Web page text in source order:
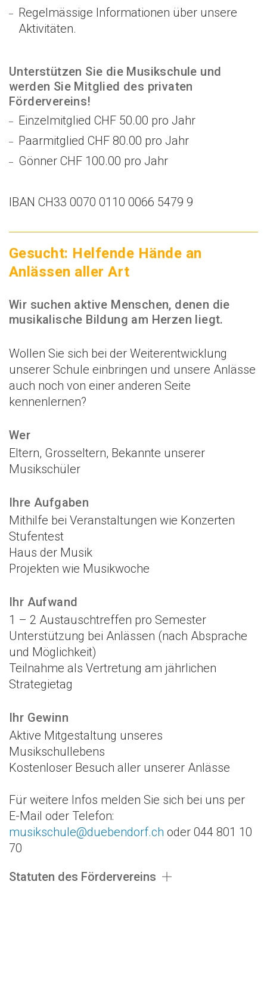
Regelmässige Informationen über unsere
Aktivitäten.
Unterstützen Sie die Musikschule und
werden Sie Mitglied des privaten
Fördervereins!
Einzelmitglied CHF 50.00 pro Jahr
Paarmitglied CHF 80.00 pro Jahr
Gönner CHF 100.00 pro Jahr
IBAN CH33 0070 0110 0066 5479 9
Gesucht: Helfende Hände an
Anlässen aller Art
Wir suchen aktive Menschen, denen die
musikalische Bildung am Herzen liegt.
Wollen Sie sich bei der Weiterentwicklung
unserer Schule einbringen und unsere Anlässe
auch noch von einer anderen Seite
kennenlernen?
Wer
Eltern, Grosseltern, Bekannte unserer
Musikschüler
Ihre Aufgaben
Mithilfe bei Veranstaltungen wie Konzerten
Stufentest
Haus der Musik
Projekten wie Musikwoche
Ihr Aufwand
1 – 2 Austauschtreffen pro Semester
Unterstützung bei Anlässen (nach Absprache
und Möglichkeit)
Teilnahme als Vertretung am jährlichen
Strategietag
Ihr Gewinn
Aktive Mitgestaltung unseres
Musikschullebens
Kostenloser Besuch aller unserer Anlässe
Für weitere Infos melden Sie sich bei uns per
E-Mail oder Telefon:
musikschule@duebendorf.ch oder 044 801 10
70
Statuten des Fördervereins